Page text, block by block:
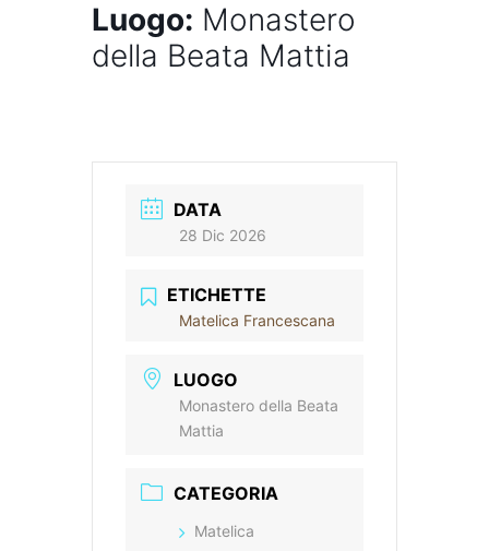
Luogo: Monastero
della Beata Mattia
DATA
28 Dic 2026
ETICHETTE
Matelica Francescana
LUOGO
Monastero della Beata
Mattia
CATEGORIA
Matelica